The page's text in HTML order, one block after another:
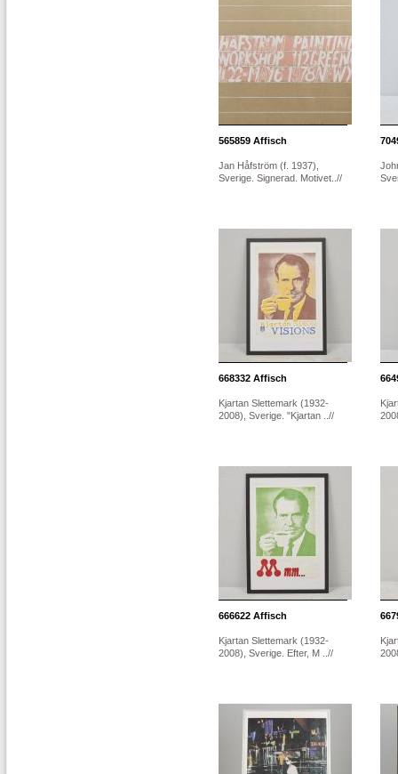
565859 Affisch
Jan Håfström (f. 1937),
Sverige. Signerad. Motivet..//
668332 Affisch
Kjartan Slettemark (1932-
2008), Sverige. "Kjartan ..//
666622 Affisch
Kjartan Slettemark (1932-
2008), Sverige. Efter, M ..//